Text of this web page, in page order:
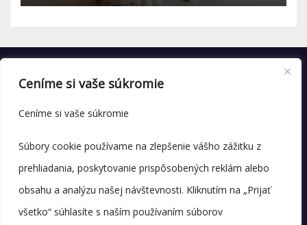
Ceníme si vaše súkromie
Ceníme si vaše súkromie
Súbory cookie používame na zlepšenie vášho zážitku z
prehliadania, poskytovanie prispôsobených reklám alebo
obsahu a analýzu našej návštevnosti. Kliknutím na „Prijať
všetko“ súhlasíte s naším používaním súborov